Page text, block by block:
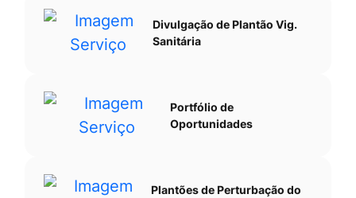
Divulgação de Plantão Vig.
Sanitária
Portfólio de
Oportunidades
Plantões de Perturbação do